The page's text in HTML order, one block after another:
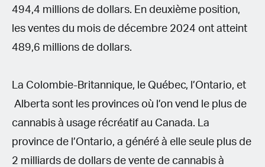
494,4 millions de dollars. En deuxième position,
les ventes du mois de décembre 2024 ont atteint
489,6 millions de dollars.
La Colombie-Britannique, le Québec, l’Ontario, et
Alberta sont les provinces où l’on vend le plus de
cannabis à usage récréatif au Canada. La
province de l’Ontario, a généré à elle seule plus de
2 milliards de dollars de vente de cannabis à